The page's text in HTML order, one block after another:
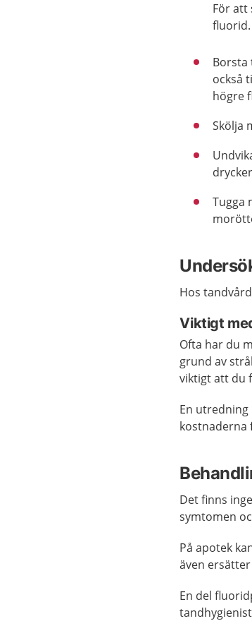
För att
fluorid.
Borsta
också
högre
Skölja
Tugga
Hos
Viktigt
Ofta har du
grund av
viktigt att du
En
kostnaderna
Det finns
symtomen
På apotek
även
En del